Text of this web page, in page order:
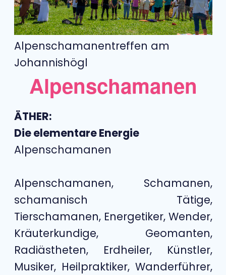
Alpenschamanentreffen am
Johannishögl
Alpenschamanen
ÄTHER:
Die elementare Energie
Alpenschamanen
Alpenschamanen, Schamanen,
schamanisch Tätige,
Tierschamanen, Energetiker, Wender,
Kräuterkundige, Geomanten,
Radiästheten, Erdheiler, Künstler,
Musiker, Heilpraktiker, Wanderführer,